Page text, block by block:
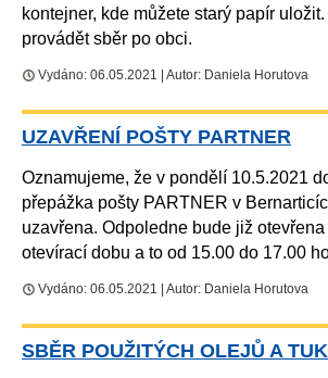
kontejner, kde můžete starý papír
provádět sběr po obci.
Vydáno: 06.05.2021 | Autor: Daniela Horutova
UZAVŘENÍ POŠTY PARTNER
Oznamujeme, že v pondělí 10.5.2021
přepážka pošty PARTNER v
uzavřena. Odpoledne bude již
otevírací dobu a to od 15.00 do 17.00
Vydáno: 06.05.2021 | Autor: Daniela Horutova
SBĚR POUŽITÝCH OLEJŮ A